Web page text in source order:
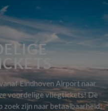
Eindhoven Airport naar
voordelige vliegtickets! De
zoek zijn naar betaalbaarheid,